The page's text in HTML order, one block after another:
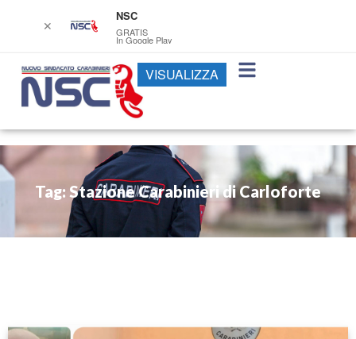
Tag: Stazione Carabinieri di Carloforte
✕
NSC
GRATIS
In Google Play
VISUALIZZA